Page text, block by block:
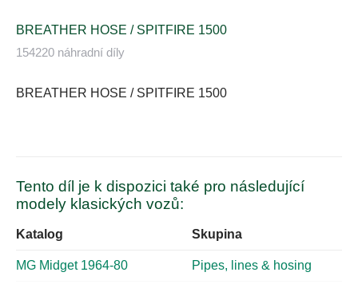
BREATHER HOSE / SPITFIRE 1500
154220 náhradní díly
BREATHER HOSE / SPITFIRE 1500
Tento díl je k dispozici také pro následující
modely klasických vozů:
Katalog Skupina
MG Midget 1964-80 Pipes, lines & hosing